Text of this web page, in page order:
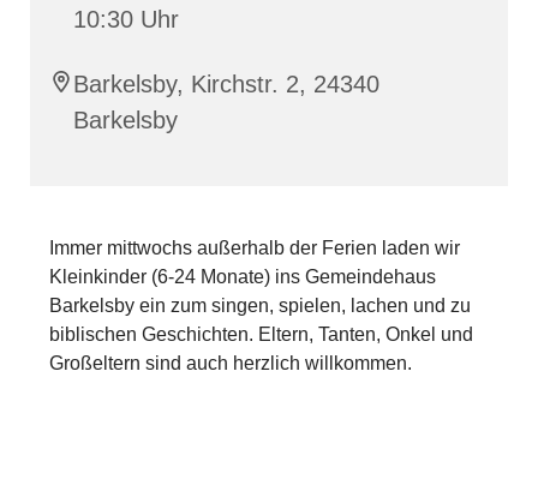
10:30 Uhr
Barkelsby, Kirchstr. 2, 24340
Barkelsby
Immer mittwochs außerhalb der Ferien laden wir
Kleinkinder (6-24 Monate) ins Gemeindehaus
Barkelsby ein zum singen, spielen, lachen und zu
biblischen Geschichten. Eltern, Tanten, Onkel und
Großeltern sind auch herzlich willkommen.